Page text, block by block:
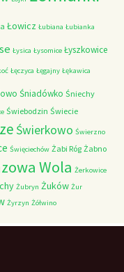
Łowicz Łubiana Łubianka
Łysica Łysomice Łyszkowice
Łęczyca Łęgajny Łękawica
Śniadówko Śniechy
Świebodzin Świecie
Świerkowo Świerzno
Święciechów Żabi Róg Żabno
Wola Żerkowice
Żubryn Żuków Żur
Żyrzyn Żółwino